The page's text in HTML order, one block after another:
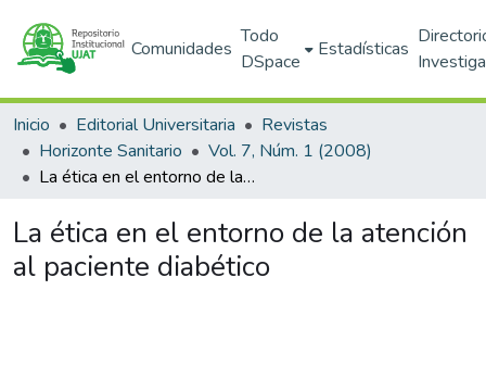
Comunidades
Todo
DSpace
Estadísticas
Inicio Editorial Universitaria
Revistas
Horizonte Sanitario
Vol. 7, Núm. 1 (2008)
La ética en el entorno de la atención al paciente diabético
La ética en el entorno de la atención
al paciente diabético